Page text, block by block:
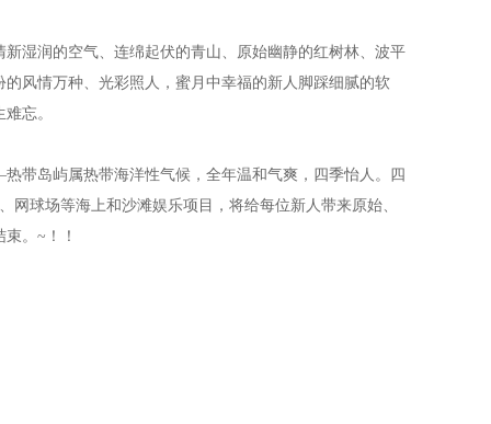
润的空气、连绵起伏的青山、原始幽静的红树林、波平
风情万种、光彩照人，蜜月中幸福的新人脚踩细腻的软
忘。
岛屿属热带海洋性气候，全年温和气爽，四季怡人。四
球场等海上和沙滩娱乐项目，将给每位新人带来原始、
。~！！